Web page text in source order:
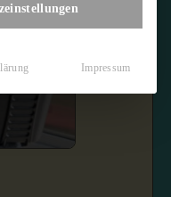
Impressum